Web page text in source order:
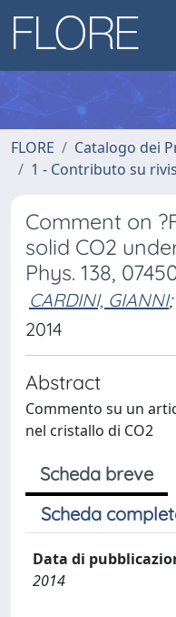
FLORE
Catalogo dei
1 - Contributo su
Comment on
solid CO2
Phys. 138,
CARDINI, GIANNI;
2014
Abstract
Commento su un
nel cristallo di CO2
Scheda breve
Scheda
Data di
2014